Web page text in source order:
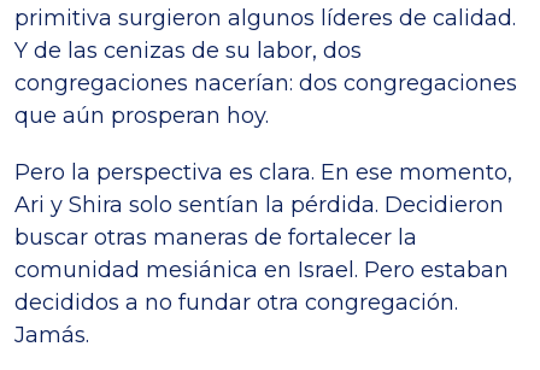
primitiva surgieron algunos líderes de calidad.
Y de las cenizas de su labor, dos
congregaciones nacerían: dos congregaciones
que aún prosperan hoy.
Pero la perspectiva es clara. En ese momento,
Ari y Shira solo sentían la pérdida. Decidieron
buscar otras maneras de fortalecer la
comunidad mesiánica en Israel. Pero estaban
decididos a no fundar otra congregación.
Jamás.